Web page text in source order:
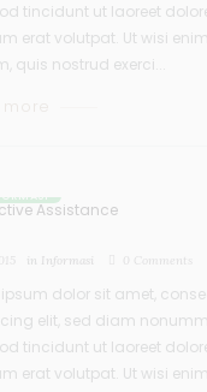
tincidunt ut laoreet
erat volutpat. Ut wisi
quis nostrud exerci...
in Informasi Comments
ipsum dolor sit amet,
elit, sed diam
tincidunt ut laoreet
erat volutpat. Ut wisi